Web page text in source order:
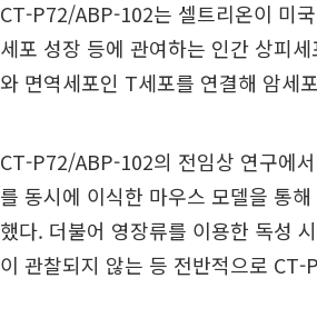
CT-P72/ABP-102는 셀트리온이 미
세포 성장 등에 관여하는 인간 상피
와 면역세포인 T세포를 연결해 암세
CT-P72/ABP-102의 전임상 연구에
를 동시에 이식한 마우스 모델을 통
했다. 더불어 영장류를 이용한 독성
이 관찰되지 않는 등 전반적으로